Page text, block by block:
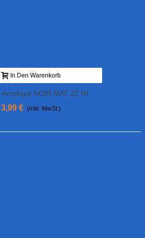
In Den Warenkorb
Acrylique NOIR MAT 22 Ml
3,99 € (inkl. MwSt.)